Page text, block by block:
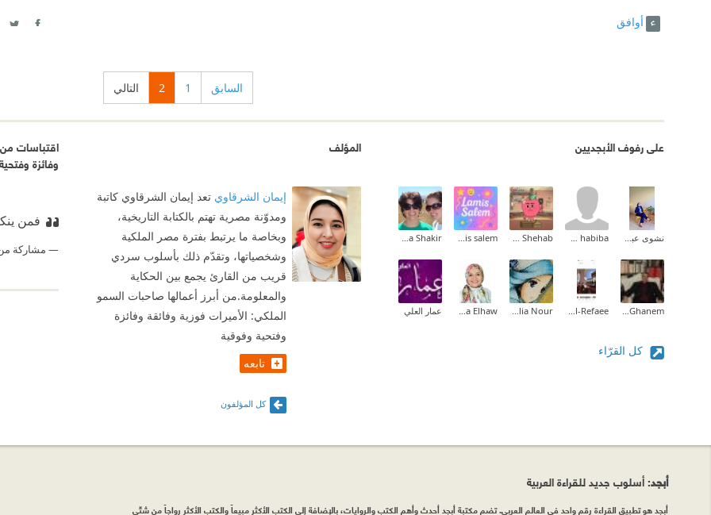
أوافق
السابق 1
2 التالي
على رفوف الأبجديين
نشوى عبدالمقصود om habiba
Tarek Shehab
lamis salem
Maha Shakir
Tareq Ghanem
Fatma Al-Refaee
Dalia Nour
Lobna Elhaw عمار العلي
كل القرّاء
المؤلف
إيمان الشرقاوي تعد إيمان الشرقاوي كاتبة
ومدوّنة مصرية تهتم بالكتابة التاريخية،
وبخاصة ما يرتبط بفترة مصر الملكية
وشخصياتها، وتقدّم ذلك بأسلوب سردي
قريب من القارئ يجمع بين الحكاية
والمعلومة.من أبرز أعمالها صاحبات السمو
الملكي: الأميرات فوزية وفائقة وفائزة
وفتحية وفوقية
تابعه
كل المؤلفون
اقتباسات
وفائزة
فمن
مشاركة
أبجد: أسلوب جديد للقراءة العربية
أبجد هو تطبيق القراءة رقم واحد في العالم العربي. تضم مكتبة أبجد أحدث وأهم الكتب والروايات، بالإضافة إلى الكتب الأكثر مبيعاً والكتب الأكثر رواجاً من شتّى